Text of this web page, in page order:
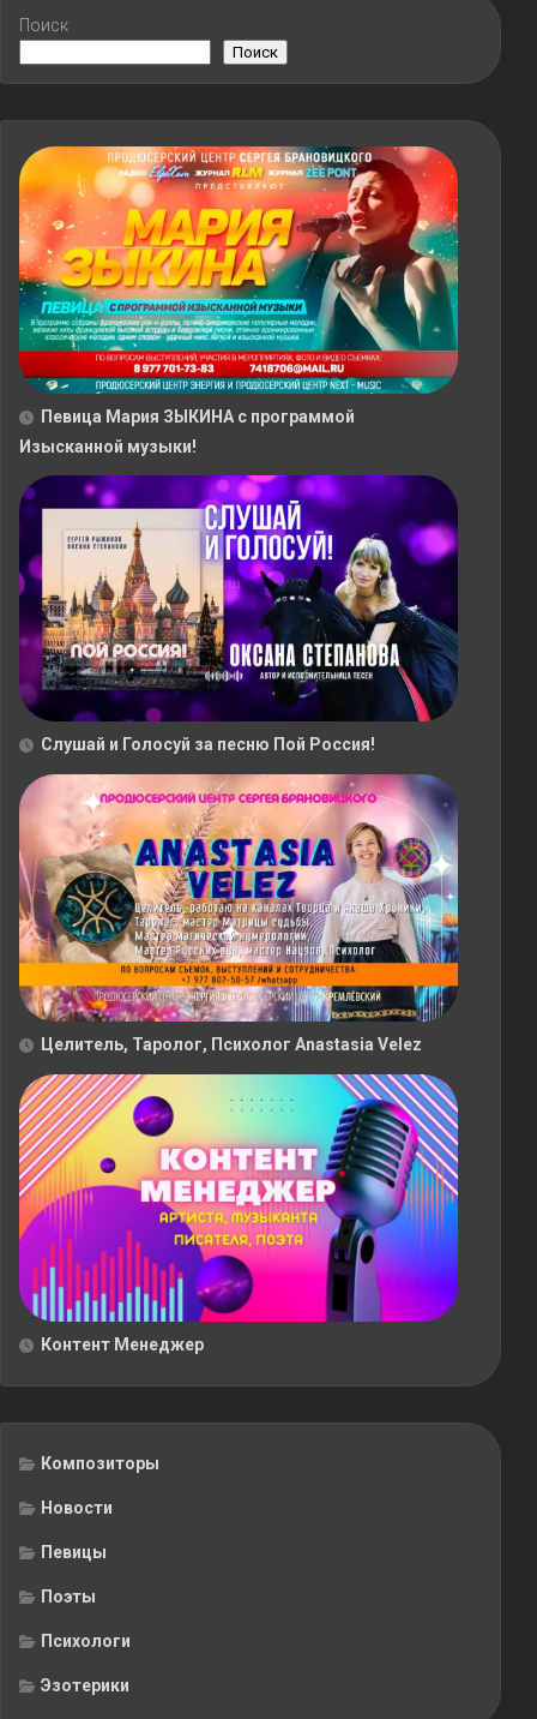
Поиск
Поиск
Певица Мария ЗЫКИНА с программой
Изысканной музыки!
Слушай и Голосуй за песню Пой Россия!
Целитель, Таролог, Психолог Anastasia Velez
Контент Менеджер
Композиторы
Новости
Певицы
Поэты
Психологи
Эзотерики